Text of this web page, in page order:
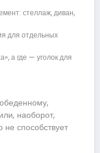
стеллаж, диван,
для отдельных
а где — уголок для
наоборот,
не способствует